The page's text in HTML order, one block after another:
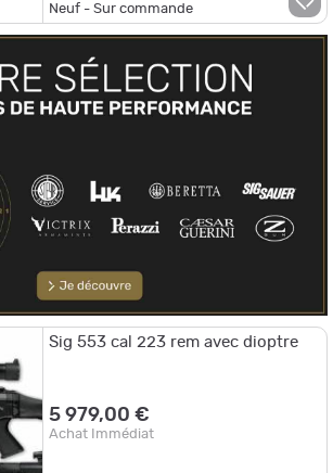
Neuf - Sur commande
Sig 553 cal 223 rem avec dioptre
5 979,00 €
Achat Immédiat